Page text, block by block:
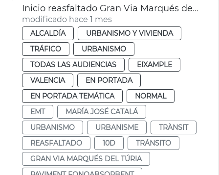
Inicio reasfaltado Gran Via Marqués del Túria
modificado hace 1 mes
ALCALDÍA
URBANISMO Y VIVIENDA
TRÁFICO
URBANISMO
TODAS LAS AUDIENCIAS
EIXAMPLE
VALENCIA
EN PORTADA
EN PORTADA TEMÁTICA
NORMAL
EMT
MARÍA JOSÉ CATALÁ
URBANISMO
URBANISME
TRÀNSIT
REASFALTADO
10D
TRÁNSITO
GRAN VIA MARQUÉS DEL TÚRIA